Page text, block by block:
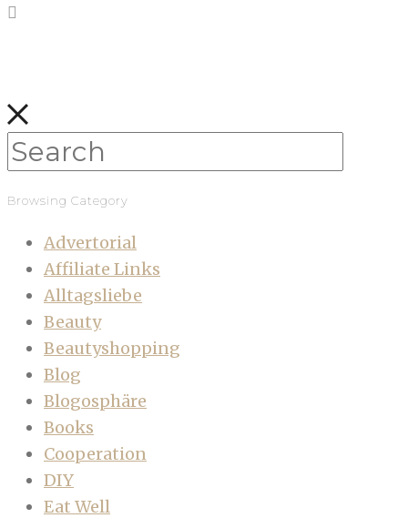
Browsing Category
Advertorial
Affiliate Links
Alltagsliebe
Beauty
Beautyshopping
Blog
Blogosphäre
Books
Cooperation
DIY
Eat Well